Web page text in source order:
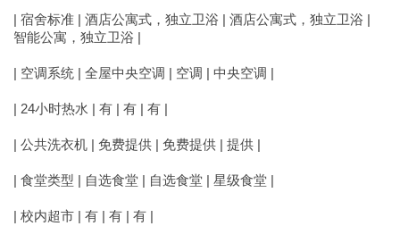
| 宿舍标准 | 酒店公寓式，独立卫浴 | 酒店公寓式，独立卫浴 |
智能公寓，独立卫浴 |
| 空调系统 | 全屋中央空调 | 空调 | 中央空调 |
| 24小时热水 | 有 | 有 | 有 |
| 公共洗衣机 | 免费提供 | 免费提供 | 提供 |
| 食堂类型 | 自选食堂 | 自选食堂 | 星级食堂 |
| 校内超市 | 有 | 有 | 有 |